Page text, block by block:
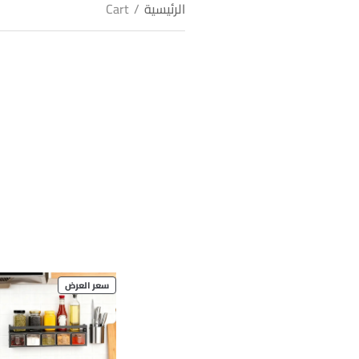
الرئيسية /
Cart
سعر العرضPRODUCT
ON
SALE